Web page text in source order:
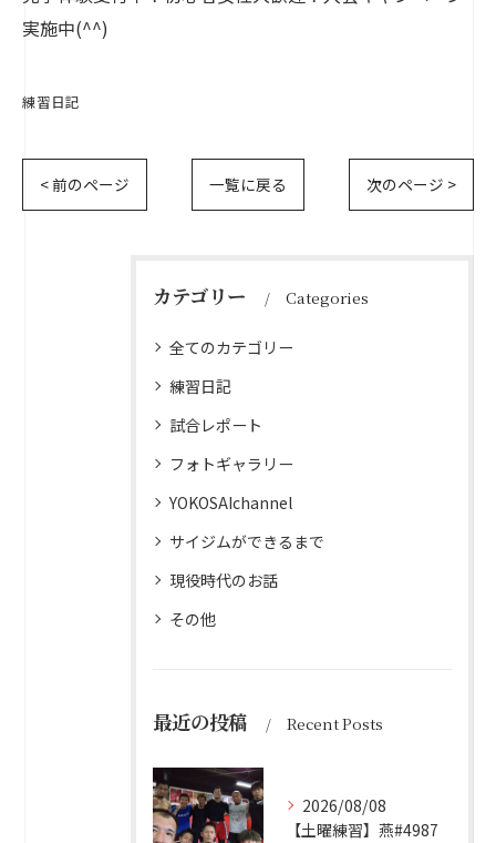
実施中(^^)
練習日記
< 前のページ 一覧に戻る 次のページ >
カテゴリー Categories
全てのカテゴリー
練習日記
試合レポート
フォトギャラリー
YOKOSAIchannel
サイジムができるまで
現役時代のお話
その他
最近の投稿 Recent Posts
2026/08/08
【土曜練習】燕#4987